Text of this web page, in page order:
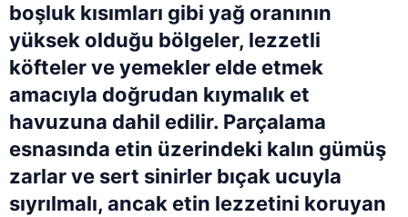
boşluk kısımları gibi yağ oranının
yüksek olduğu bölgeler, lezzetli
köfteler ve yemekler elde etmek
amacıyla doğrudan kıymalık et
havuzuna dahil edilir. Parçalama
esnasında etin üzerindeki kalın gümüş
zarlar ve sert sinirler bıçak ucuyla
sıyrılmalı, ancak etin lezzetini koruyan